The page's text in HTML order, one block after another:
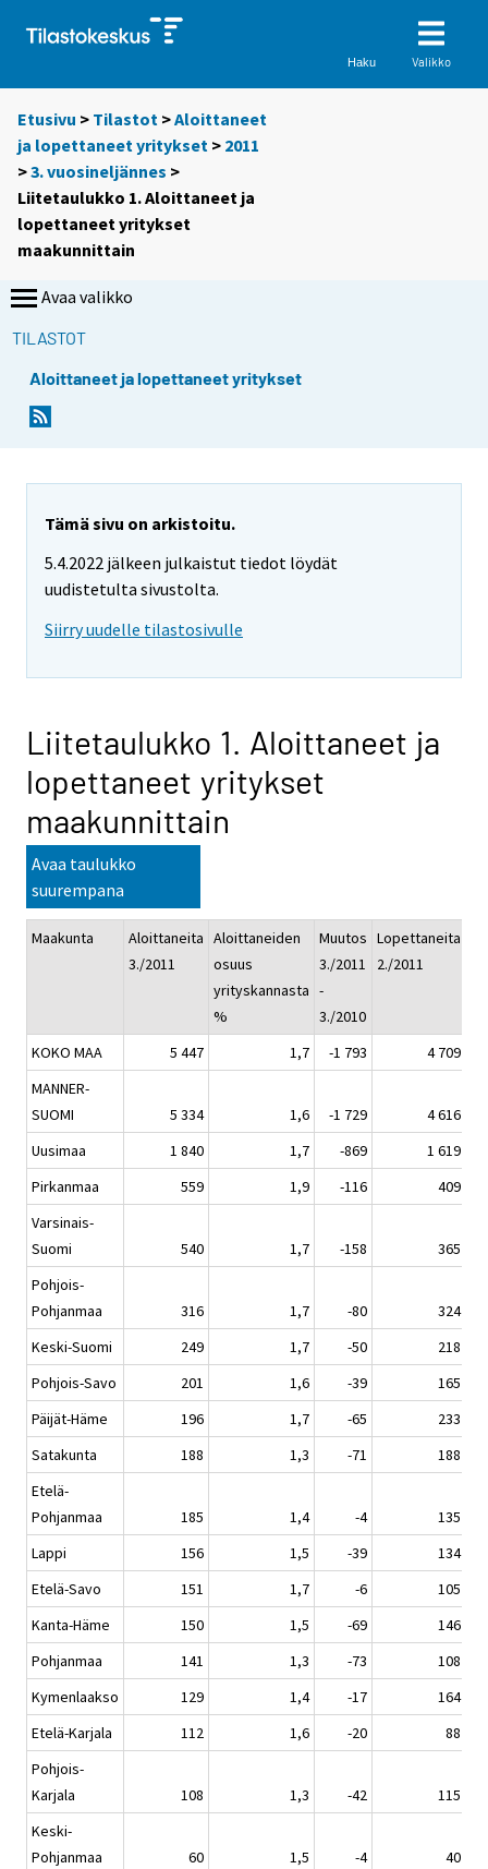
Haku Valikko
Etusivu > Tilastot >Aloittaneet
ja lopettaneet yritykset > 2011
>3. vuosineljännes >
Liitetaulukko 1. Aloittaneet ja
lopettaneet yritykset
maakunnittain
Avaa valikko
TILASTOT
Aloittaneet ja lopettaneet yritykset
Tämä sivu on arkistoitu.
5.4.2022 jälkeen julkaistut tiedot löydät
uudistetulta sivustolta.
Siirry uudelle tilastosivulle
Liitetaulukko 1. Aloittaneet ja
lopettaneet yritykset
maakunnittain
Avaa taulukko
suurempana
Maakunta
Aloittaneita
3./2011
Aloittaneiden
osuus
yrityskannasta
%
Muutos
3./2011
-
3./2010
Lopettaneita
2./2011
KOKO MAA
5 447 1,7 -1 793
4 709
MANNER-
SUOMI
5 334 1,6 -1 729
4 616
Uusimaa
1 840 1,7 -869
1 619
Pirkanmaa
559 1,9 -116
409
Varsinais-
Suomi
540 1,7 -158
365
Pohjois-
Pohjanmaa
316 1,7 -80
324
Keski-Suomi
249 1,7 -50
218
Pohjois-Savo
201 1,6 -39
165
Päijät-Häme
196 1,7 -65
233
Satakunta
188 1,3 -71
188
Etelä-
Pohjanmaa
185 1,4 -4
135
Lappi
156 1,5 -39
134
Etelä-Savo
151 1,7 -6
105
Kanta-Häme
150 1,5 -69
146
Pohjanmaa
141 1,3 -73
108
Kymenlaakso
129 1,4 -17
164
Etelä-Karjala
112 1,6 -20
88
Pohjois-
Karjala
108 1,3 -42
115
Keski-
Pohjanmaa
60 1,5 -4
40